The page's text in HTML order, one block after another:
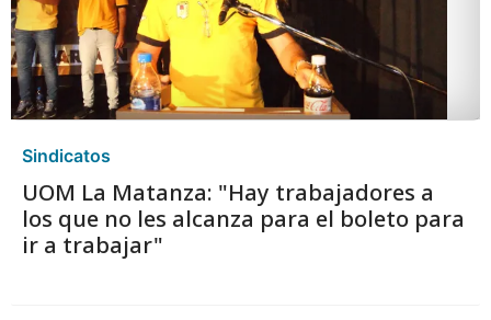
Sindicatos
UOM La Matanza: "Hay trabajadores a
los que no les alcanza para el boleto para
ir a trabajar"